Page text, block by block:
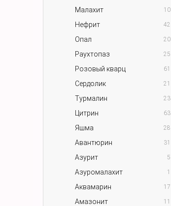
Малахит 10
Нефрит 42
Опал 20
Раухтопаз 25
Розовый кварц 61
Сердолик 21
Турмалин 23
Цитрин 63
Яшма 28
Авантюрин 31
Азурит 5
Азуромалахит 1
Аквамарин 17
Амазонит 11